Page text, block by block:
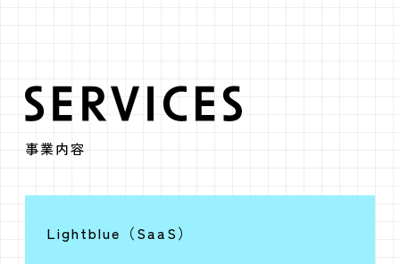
SERVICES
事業内容
Lightblue（SaaS）